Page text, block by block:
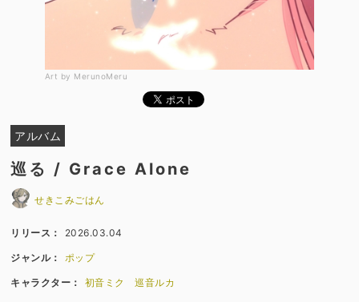
Art by MerunoMeru
アルバム
巡る / Grace Alone
せきこみごはん
リリース： 2026.03.04
ジャンル： ポップ
キャラクター： 初音ミク 巡音ルカ